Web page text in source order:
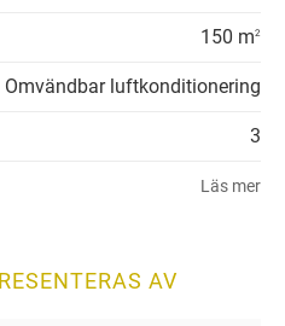
150 m2
Omvändbar luftkonditionering
3
Läs mer
AV